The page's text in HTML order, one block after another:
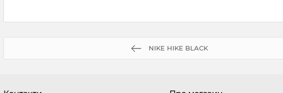
NIKE HIKE BLACK